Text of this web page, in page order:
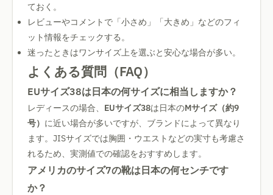
ておく。
レビューやコメントで「小さめ」「大きめ」などのフィ
ット情報をチェックする。
迷ったときはワンサイズ上を選ぶと安心な場合が多い。
よくある質問（FAQ）
EUサイズ38は日本の何サイズに相当しますか？
レディースの場合、 EUサイズ38は日本のMサイズ（約9
号） に近い場合が多いですが、ブランドによって異なり
ます。JISサイズでは胸囲・ウエストなどの実寸も考慮さ
れるため、実測値での確認をおすすめします。
アメリカのサイズ7の靴は日本の何センチです
か？